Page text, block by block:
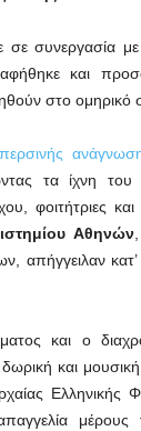
συνεργασία
και
στο ομηρικό
περσινής
τα ίχνη
φοιτήτριες και
Αθηνών
απήγγειλαν
και ο
και
Ελληνικής